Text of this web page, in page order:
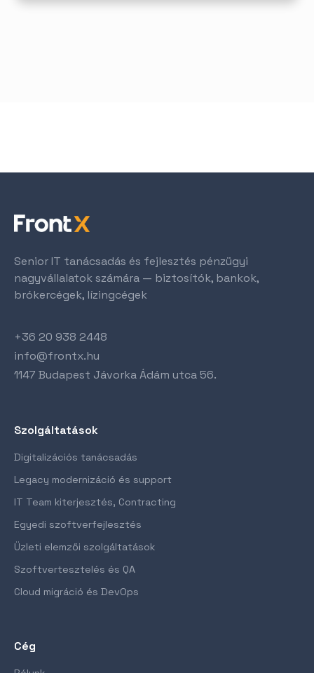
Senior IT tanácsadás és fejlesztés pénzügyi
nagyvállalatok számára — biztosítók, bankok,
brókercégek, lízingcégek
+36 20 938 2448
info@frontx.hu
1147 Budapest Jávorka Ádám utca 56.
Szolgáltatások
Digitalizációs tanácsadás
Legacy modernizáció és support
IT Team kiterjesztés, Contracting
Egyedi szoftverfejlesztés
Üzleti elemzői szolgáltatások
Szoftvertesztelés és QA
Cloud migráció és DevOps
Cég